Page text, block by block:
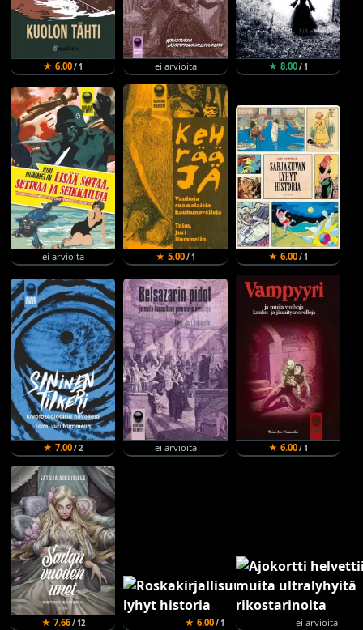
★ 6.00/ 1 ei arvioita ★ 8.00/ 1
ei arvioita ★ 5.00/ 1 ★ 6.00/ 1
★ 7.00/ 2 ei arvioita ★ 6.00/ 1
★ 7.66/ 12 ★ 6.00/ 1 ei arvioita